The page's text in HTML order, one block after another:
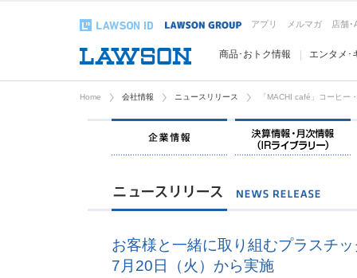
アプリ メルマガ 店舗･
商品･おトク情報 エンタメ･
Home 会社情報 ニュースリリース 「MACHI café」コーヒー
企業情報
お客様と一緒に取り組むプラスチ
7月20日（火）から実施